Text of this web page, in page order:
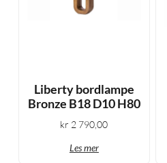
Liberty bordlampe
Bronze B18 D10 H80
kr 2 790,00
Les mer